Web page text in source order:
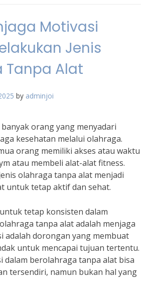
Motivasi
Jenis
Tanpa Alat
by adminjoi
orang yang menyadari
kesehatan melalui olahraga.
orang memiliki akses atau waktu
atau membeli alat-alat fitness.
olahraga tanpa alat menjadi
untuk tetap aktif dan sehat.
tetap konsisten dalam
tanpa alat adalah menjaga
adalah dorongan yang membuat
untuk mencapai tujuan tertentu.
dalam berolahraga tanpa alat bisa
tersendiri, namun bukan hal yang